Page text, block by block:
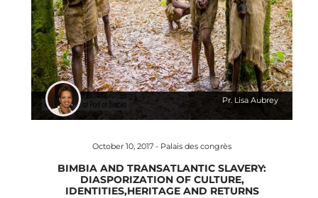
Pr. Lisa Aubrey
October 10, 2017 - Palais des congrès
BIMBIA AND TRANSATLANTIC SLAVERY:
DIASPORIZATION OF CULTURE,
IDENTITIES,HERITAGE AND RETURNS